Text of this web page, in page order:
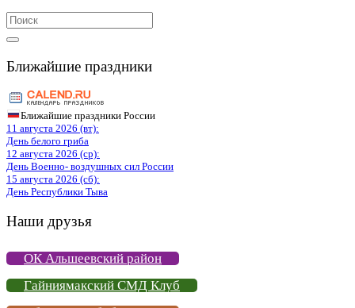
Search
for:
Ближайшие праздники
Ближайшие праздники России
11 августа 2026 (вт):
День белого гриба
12 августа 2026 (ср):
День Военно- воздушных сил России
15 августа 2026 (сб):
День Республики Тыва
Наши друзья
ОК Альшеевский район
Гайниямакский СМД Клуб